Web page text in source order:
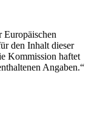
Europäischen
den Inhalt dieser
Kommission haftet
Angaben.“